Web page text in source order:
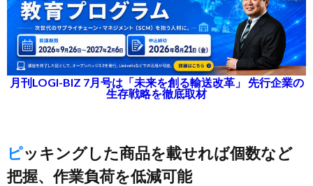
月刊LOGI-BIZ 7月号は「未来を創る輸送改革」 先行企業の
生存戦略を徹底取材
ピッキングした商品を載せれば個数など
把握、作業負荷を低減可能